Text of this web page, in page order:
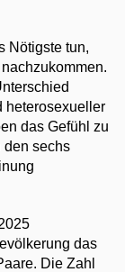
Nötigste tun,
heterosexueller
das Gefühl zu
den sechs
das
Die Zahl